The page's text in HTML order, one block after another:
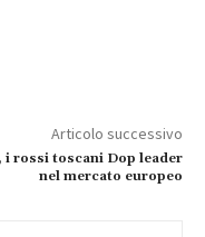
Articolo successivo
i rossi toscani Dop leader
nel mercato europeo